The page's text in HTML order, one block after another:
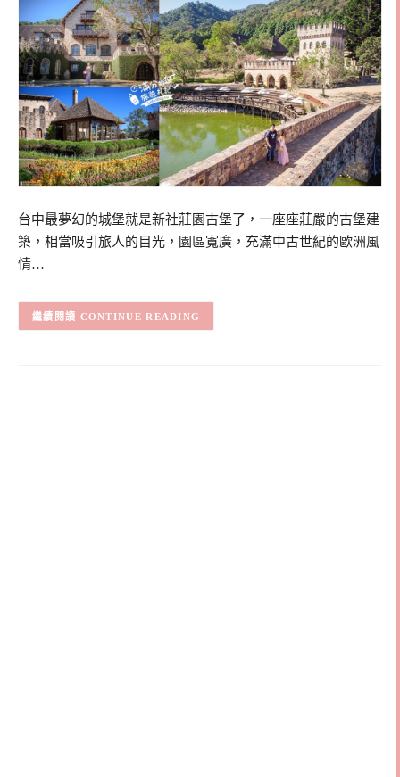
台中最夢幻的城堡就是新社莊園古堡了，一座座莊嚴的古堡建
築，相當吸引旅人的目光，園區寬廣，充滿中古世紀的歐洲風
情…
CONTINUE READING